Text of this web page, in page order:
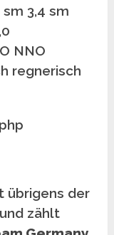
sm 3,4 sm
NNO
regnerisch
übrigens der
zählt